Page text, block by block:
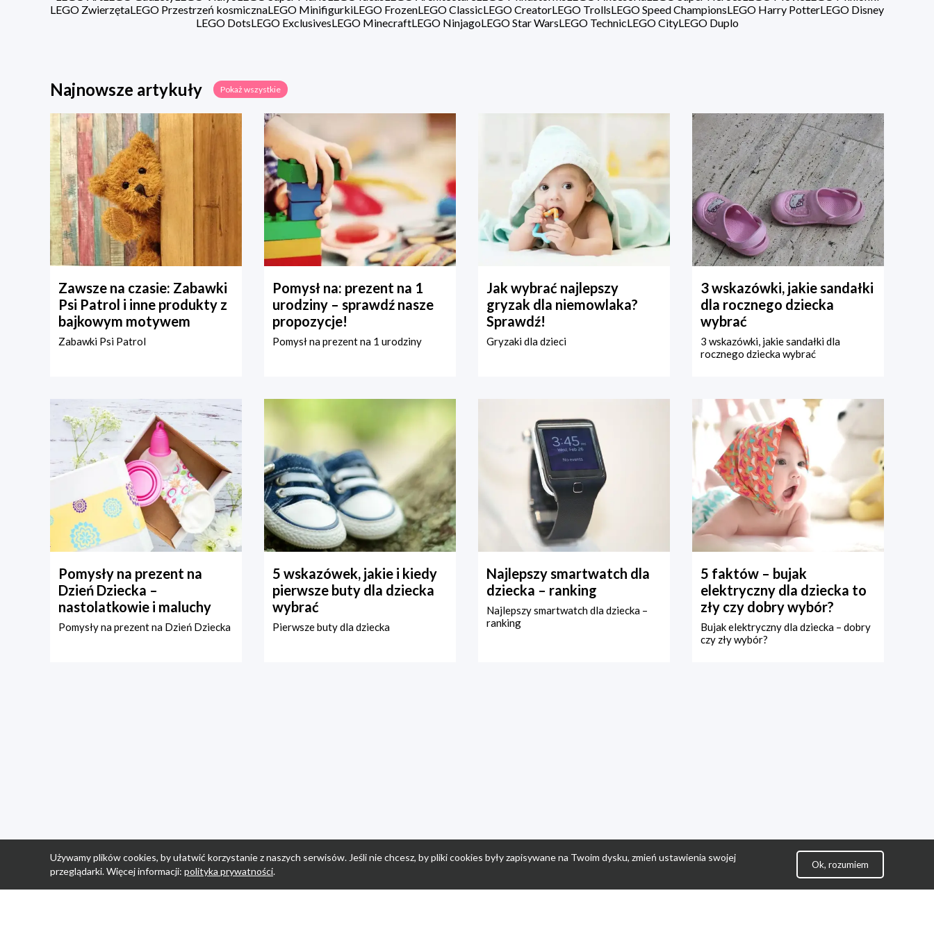
LEGO ZwierzętaLEGO Przestrzeń kosmicznaLEGO MinifigurkiLEGO FrozenLEGO ClassicLEGO CreatorLEGO TrollsLEGO Speed ChampionsLEGO Harry PotterLEGO Disney
LEGO DotsLEGO ExclusivesLEGO MinecraftLEGO NinjagoLEGO Star WarsLEGO TechnicLEGO CityLEGO Duplo
Najnowsze artykuły Pokaż wszystkie
Zawsze na czasie: Zabawki
Psi Patrol i inne produkty z
bajkowym motywem
Zabawki Psi Patrol
Pomysł na: prezent na 1
urodziny – sprawdź nasze
propozycje!
Pomysł na prezent na 1 urodziny
Jak wybrać najlepszy
gryzak dla niemowlaka?
Sprawdź!
Gryzaki dla dzieci
3 wskazówki, jakie sandałki
dla rocznego dziecka
wybrać
3 wskazówki, jakie sandałki dla
rocznego dziecka wybrać
Pomysły na prezent na
Dzień Dziecka –
nastolatkowie i maluchy
Pomysły na prezent na Dzień Dziecka
5 wskazówek, jakie i kiedy
pierwsze buty dla dziecka
wybrać
Pierwsze buty dla dziecka
Najlepszy smartwatch dla
dziecka – ranking
Najlepszy smartwatch dla dziecka –
ranking
5 faktów – bujak
elektryczny dla dziecka to
zły czy dobry wybór?
Bujak elektryczny dla dziecka – dobry
czy zły wybór?
Używamy plików cookies, by ułatwić korzystanie z naszych serwisów. Jeśli nie chcesz, by pliki cookies były zapisywane na Twoim dysku, zmień ustawienia swojej
przeglądarki. Więcej informacji: polityka prywatności.
Ok, rozumiem